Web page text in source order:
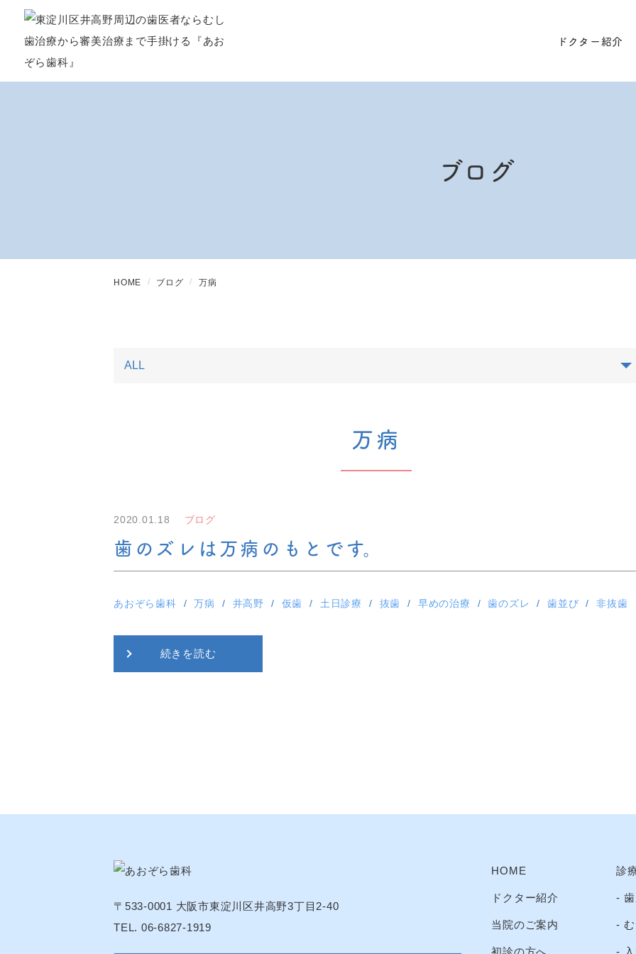
ドクター紹介
ブログ
HOME ブログ 万病
万病
2020.01.18 ブログ
歯のズレは万病のもとです。
あおぞら歯科 万病 井高野 仮歯 土日診療 抜歯 早めの治療 歯のズレ 歯並び 非抜歯
続きを読む
〒533-0001 大阪市東淀川区井高野3丁目2-40
TEL. 06-6827-1919
HOME
ドクター紹介
当院のご案内
初診の方へ
診